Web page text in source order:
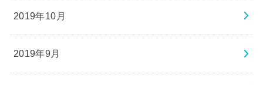
2019年10月
2019年9月